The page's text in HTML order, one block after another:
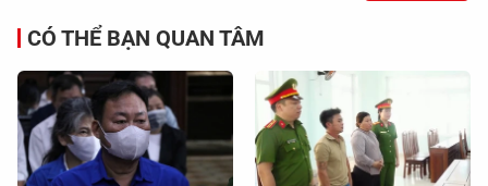
CÓ THỂ BẠN QUAN TÂM